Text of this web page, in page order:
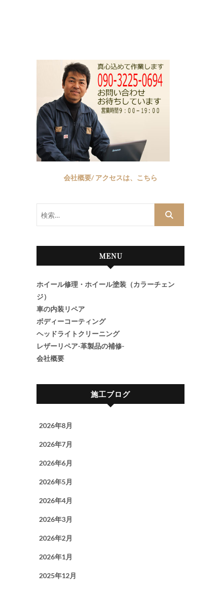
会社概要/ アクセスは、こちら
MENU
ホイール修理・ホイール塗装（カラーチェン
ジ）
車の内装リペア
ボディーコーティング
ヘッドライトクリーニング
レザーリペア-革製品の補修-
会社概要
施工ブログ
2026年8月
2026年7月
2026年6月
2026年5月
2026年4月
2026年3月
2026年2月
2026年1月
2025年12月